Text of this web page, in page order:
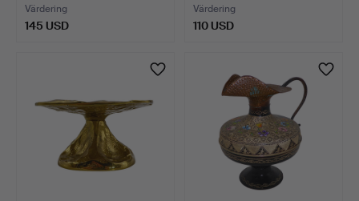
Värdering
145 USD
Värdering
110 USD